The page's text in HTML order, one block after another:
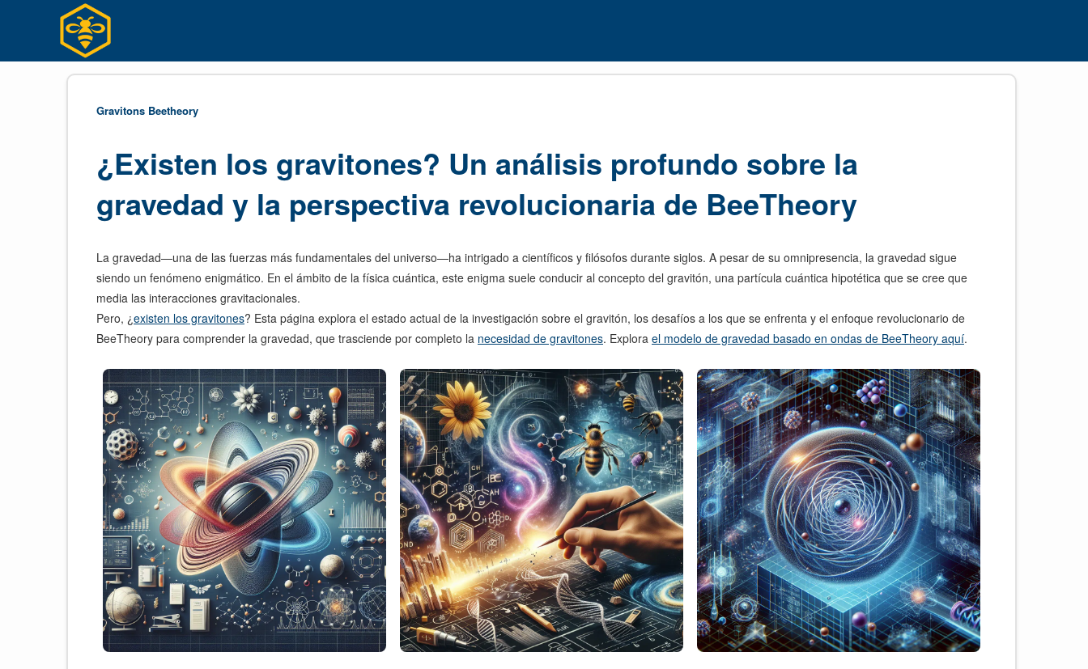
Gravitons Beetheory
¿Existen los gravitones? Un análisis profundo sobre la
gravedad y la perspectiva revolucionaria de BeeTheory
La gravedad—una de las fuerzas más fundamentales del universo—ha intrigado a científicos y filósofos durante siglos. A pesar de su omnipresencia, la gravedad sigue
siendo un fenómeno enigmático. En el ámbito de la física cuántica, este enigma suele conducir al concepto del gravitón, una partícula cuántica hipotética que se cree que
media las interacciones gravitacionales.
Pero, ¿existen los gravitones? Esta página explora el estado actual de la investigación sobre el gravitón, los desafíos a los que se enfrenta y el enfoque revolucionario de
BeeTheory para comprender la gravedad, que trasciende por completo la necesidad de gravitones. Explora el modelo de gravedad basado en ondas de BeeTheory aquí.